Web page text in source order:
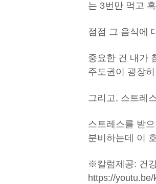
는 3번만 먹고
점점 그 음식에
중요한 건 내가
주도권이 굉장
그리고, 스트레
스트레스를 받
분비하는데 이
※칼럼제공: 건
https://